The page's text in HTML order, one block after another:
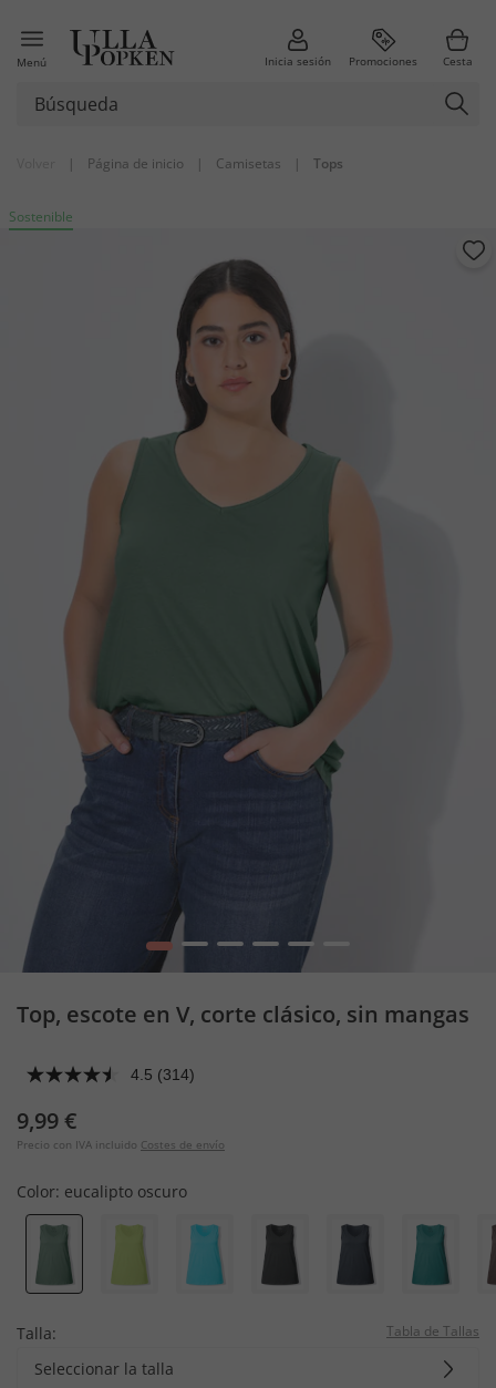
Menú Inicia sesión Promociones Cesta
| Página de inicio | Camisetas | Tops
Sostenible
1 2 3 4 5
Top, escote en V, corte clásico, sin mangas
4.5 (314)
9,99 €
Precio con IVA incluido Costes de envío
Color: eucalipto oscuro
Talla: Tabla de Tallas
Seleccionar la talla